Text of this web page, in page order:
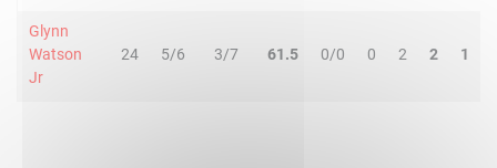
Glynn
Watson
Jr
24 5/6 3/7 61.5 0/0 0 2 2 1